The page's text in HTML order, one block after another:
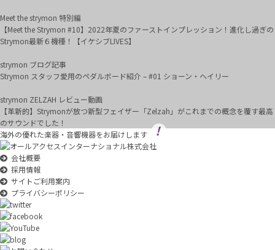
Meet the strymon 特別編
【Meet the Strymon #10】2022年夏のファーストインプレッション！進化し過ぎの
Strymon最新６機種！【イケシブLIVES】
strymon ブログ記事
Strymon スタッフ愛用のペダルボード紹介 – #01 ショーン・ヘイリー
strymon ZELZAH レビュー動画
【革新的】Strymonが放つ新型フェイザー「Zelzah」がこれまでの概念を覆す最高
のサウンドでした！
海外の優れた楽器・音響機器をお届けします
会社概要
採用情報
サイトご利用案内
プライバシーポリシー